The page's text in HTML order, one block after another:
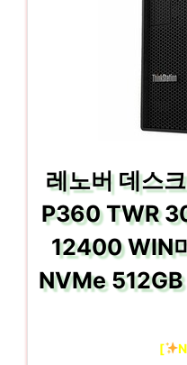
레노버 데스
P360 TWR
12400 WIN
NVMe
[